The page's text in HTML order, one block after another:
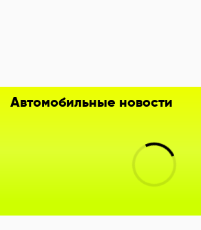
Автомобильные новости